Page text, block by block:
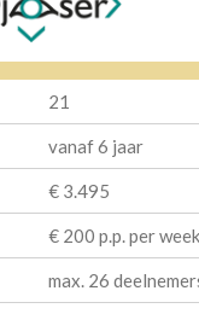
21
vanaf 6 jaar
€ 3.495
€ 200 p.p. per week
max. 26